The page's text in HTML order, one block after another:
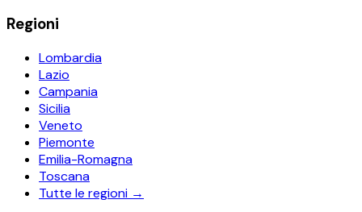
Regioni
Lombardia
Lazio
Campania
Sicilia
Veneto
Piemonte
Emilia-Romagna
Toscana
Tutte le regioni →